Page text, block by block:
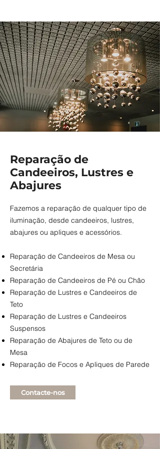
Reparação de
Candeeiros, Lustres e
Abajures
Fazemos a reparação de qualquer tipo de
iluminação, desde candeeiros, lustres,
abajures ou apliques e acessórios.
Reparação de Candeeiros de Mesa ou
Secretária
Reparação de Candeeiros de Pé ou Chão
Reparação de Lustres e Candeeiros de
Teto
Reparação de Lustres e Candeeiros
Suspensos
Reparação de Abajures de Teto ou de
Mesa
Reparação de Focos e Apliques de Parede
Contacte-nos